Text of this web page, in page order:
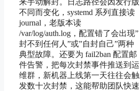
不同而变化，systemd 系列直接读
journal，老版本读
/var/log/auth.log，配置错了会出现”
封不到任何人”或”自封自己”两种
典型故障。还要为 fail2ban 配置邮
件告警，把每次封禁事件推送到运
维群，新机器上线第一天往往会触
发数十次封禁，这能帮助团队快速